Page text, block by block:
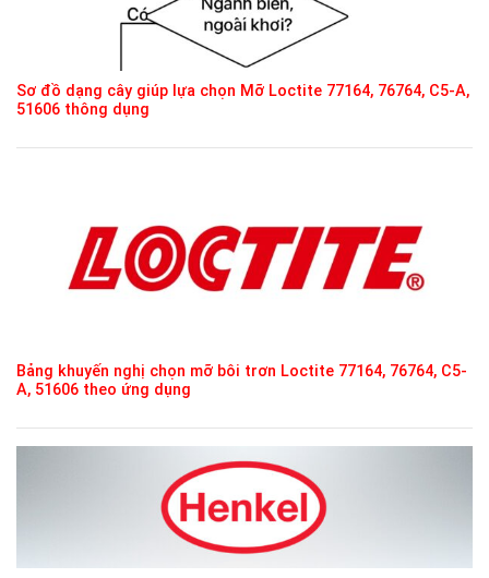
Sơ đồ dạng cây giúp lựa chọn Mỡ Loctite 77164, 76764, C5-A,
51606 thông dụng
Bảng khuyến nghị chọn mỡ bôi trơn Loctite 77164, 76764, C5-
A, 51606 theo ứng dụng